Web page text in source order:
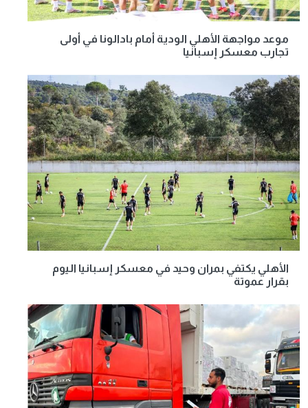
موعد مواجهة الأهلي الودية أمام بادالونا في أولى
تجارب معسكر إسبانيا
الأهلي يكتفي بمران وحيد في معسكر إسبانيا اليوم
بقرار عموتة